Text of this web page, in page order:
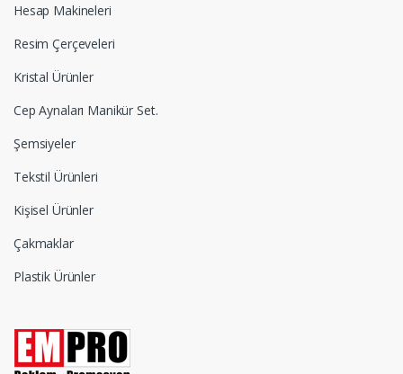
Hesap Makineleri
Resim Çerçeveleri
Kristal Ürünler
Cep Aynaları Manikür Set.
Şemsiyeler
Tekstil Ürünleri
Kişisel Ürünler
Çakmaklar
Plastik Ürünler